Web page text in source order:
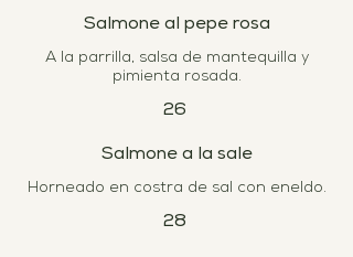
Salmone al pepe rosa
A la parrilla, salsa de mantequilla y
pimienta rosada.
26
Salmone a la sale
Horneado en costra de sal con eneldo.
28